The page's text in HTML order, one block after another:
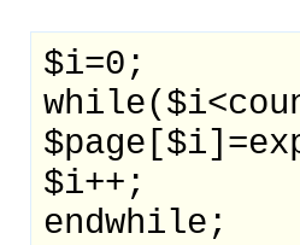
$i=0;
$i++;
endwhile;